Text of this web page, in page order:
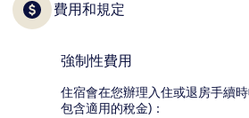
費用和規定
強制性費用
住宿會在您辦理入住或退房手續
包含適用的稅金)：